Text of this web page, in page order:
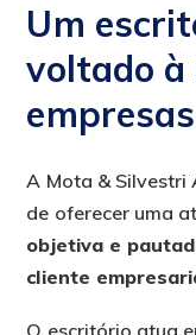
Um
voltado à
empresas
A Mota & Silvestri
de oferecer uma
objetiva e
cliente